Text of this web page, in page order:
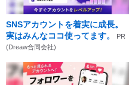
SNSアカウントを着実に成長。
実はみんなココ使ってます。
PR
(Dreaw合同会社)